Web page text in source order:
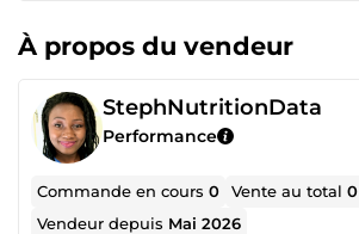
À propos du vendeur
StephNutritionData
Performance
Commande en cours0 Vente au total0
Vendeur depuis Mai 2026